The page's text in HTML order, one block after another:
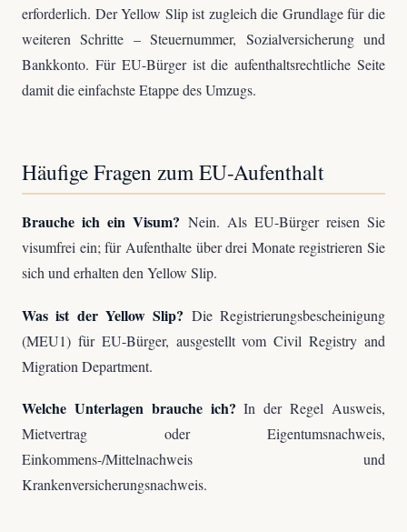
erforderlich. Der Yellow Slip ist zugleich die Grundlage für die
weiteren Schritte – Steuernummer, Sozialversicherung und
Bankkonto. Für EU-Bürger ist die aufenthaltsrechtliche Seite
damit die einfachste Etappe des Umzugs.
Häufige Fragen zum EU-Aufenthalt
Brauche ich ein Visum? Nein. Als EU-Bürger reisen Sie
visumfrei ein; für Aufenthalte über drei Monate registrieren Sie
sich und erhalten den Yellow Slip.
Was ist der Yellow Slip? Die Registrierungsbescheinigung
(MEU1) für EU-Bürger, ausgestellt vom Civil Registry and
Migration Department.
Welche Unterlagen brauche ich? In der Regel Ausweis,
Mietvertrag oder Eigentumsnachweis,
Einkommens-/Mittelnachweis und
Krankenversicherungsnachweis.